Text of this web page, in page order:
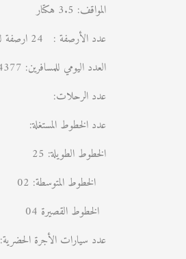
المواقف: 3.5 هكتار
عدد الأرصفة : 24 ارصفة للنزول
العدد اليومي للمسافرين: 4377 مسافر يومي
عدد الرحلات:
عدد الخطوط المستغلة:
الخطوط الطويلة: 25
الخطوط المتوسطة: 02
الخطوط القصيرة 04
عدد سيارات الأجرة الحضرية: 34